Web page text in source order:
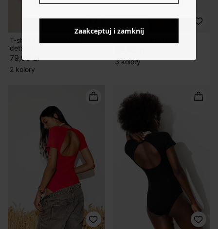
T-shirt z koronkowym
detalem
79,90 zł
2 kolory
3 kolory
Zaakceptuj i zamknij